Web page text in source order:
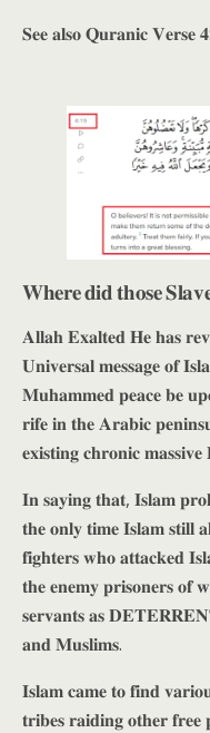
𝐒𝐞𝐞 𝐚𝐥𝐬𝐨 𝐐𝐮𝐫𝐚𝐧𝐢𝐜 𝐕𝐞𝐫𝐬𝐞
𝐖𝐡𝐞𝐫𝐞 𝐝𝐢𝐝 𝐭𝐡𝐨𝐬𝐞
𝐀𝐥𝐥𝐚𝐡 𝐄𝐱𝐚𝐥𝐭𝐞𝐝 𝐇𝐞 𝐡𝐚𝐬
𝐔𝐧𝐢𝐯𝐞𝐫𝐬𝐚𝐥 𝐦𝐞𝐬𝐬𝐚𝐠𝐞 𝐨𝐟
𝐌𝐮𝐡𝐚𝐦𝐦𝐞𝐝 𝐩𝐞𝐚𝐜𝐞 𝐛𝐞
𝐫𝐢𝐟𝐞 𝐢𝐧 𝐭𝐡𝐞 𝐀𝐫𝐚𝐛𝐢𝐜
𝐞𝐱𝐢𝐬𝐭𝐢𝐧𝐠 𝐜𝐡𝐫𝐨𝐧𝐢𝐜
𝐈𝐧 𝐬𝐚𝐲𝐢𝐧𝐠 𝐭𝐡𝐚𝐭, 𝐈𝐬𝐥𝐚𝐦
𝐭𝐡𝐞 𝐨𝐧𝐥𝐲 𝐭𝐢𝐦𝐞 𝐈𝐬𝐥𝐚𝐦 𝐬𝐭𝐢𝐥𝐥
𝐟𝐢𝐠𝐡𝐭𝐞𝐫𝐬 𝐰𝐡𝐨 𝐚𝐭𝐭𝐚𝐜𝐤𝐞𝐝
𝐭𝐡𝐞 𝐞𝐧𝐞𝐦𝐲 𝐩𝐫𝐢𝐬𝐨𝐧𝐞𝐫𝐬 𝐨𝐟
𝐬𝐞𝐫𝐯𝐚𝐧𝐭𝐬 𝐚𝐬 𝐃𝐄𝐓𝐄𝐑𝐑𝐄𝐍𝐓
𝐚𝐧𝐝 𝐌𝐮𝐬𝐥𝐢𝐦𝐬.
𝐈𝐬𝐥𝐚𝐦 𝐜𝐚𝐦𝐞 𝐭𝐨 𝐟𝐢𝐧𝐝
𝐭𝐫𝐢𝐛𝐞𝐬 𝐫𝐚𝐢𝐝𝐢𝐧𝐠 𝐨𝐭𝐡𝐞𝐫